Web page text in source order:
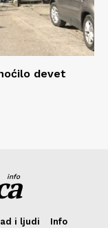
devet
info
i ljudi
Info